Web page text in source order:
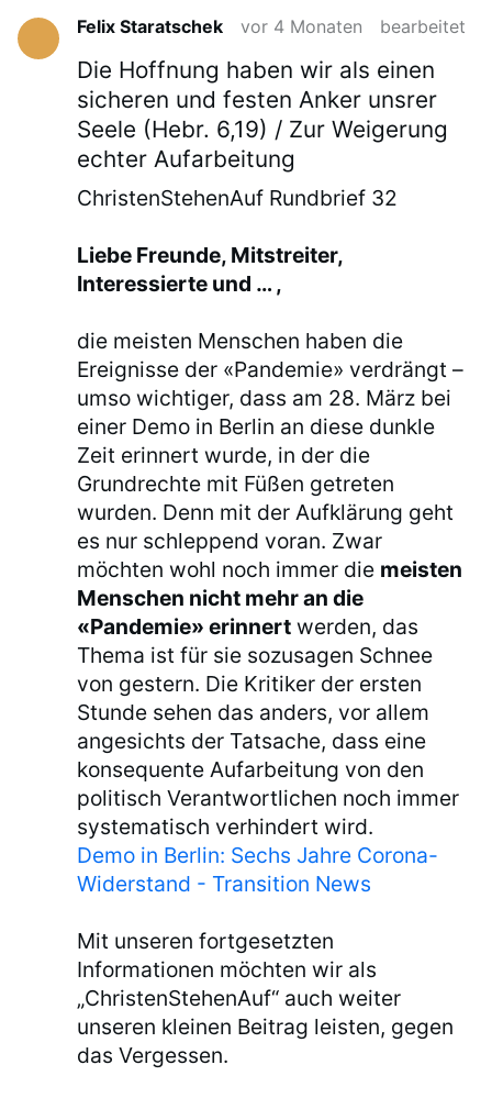
Felix Staratschek vor 4 Monaten bearbeitet
Die Hoffnung haben wir als einen
sicheren und festen Anker unsrer
Seele (Hebr. 6,19) / Zur Weigerung
echter Aufarbeitung
ChristenStehenAuf Rundbrief 32
Liebe Freunde, Mitstreiter,
Interessierte und … ,
die meisten Menschen haben die
Ereignisse der «Pandemie» verdrängt –
umso wichtiger, dass am 28. März bei
einer Demo in Berlin an diese dunkle
Zeit erinnert wurde, in der die
Grundrechte mit Füßen getreten
wurden. Denn mit der Aufklärung geht
es nur schleppend voran. Zwar
möchten wohl noch immer die meisten
Menschen nicht mehr an die
«Pandemie» erinnert werden, das
Thema ist für sie sozusagen Schnee
von gestern. Die Kritiker der ersten
Stunde sehen das anders, vor allem
angesichts der Tatsache, dass eine
konsequente Aufarbeitung von den
politisch Verantwortlichen noch immer
systematisch verhindert wird.
Demo in Berlin: Sechs Jahre Corona-
Widerstand - Transition News
Mit unseren fortgesetzten
Informationen möchten wir als
„ChristenStehenAuf“ auch weiter
unseren kleinen Beitrag leisten, gegen
das Vergessen.